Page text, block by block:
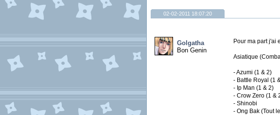
02-02-2011 18:07:20
Golgatha
Bon Genin
Pour ma part j'ai
Asiatique
- Azumi (1 & 2)
- Battle Royal (1
- Ip Man (1 & 2)
- Crow Zero (1 &
- Shinobi
- Ong Bak (Tout